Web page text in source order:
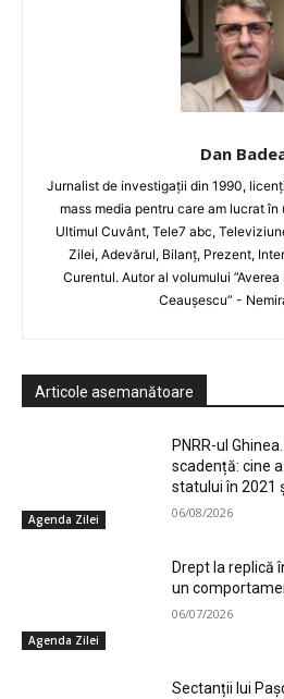
Dan
Jurnalist de investigații din 1990,
mass media pentru care am lucrat
Ultimul Cuvânt, Tele7 abc,
Zilei, Adevărul, Bilanț, Prezent,
Curentul. Autor al volumului
Ceaușescu” -
Articole asemanătoare
Agenda Zilei
PNRR-ul
scadență: cine
statului în 2021
06/08/2026
Agenda Zilei
Drept la replică
un
06/07/2026
Sectanții lui